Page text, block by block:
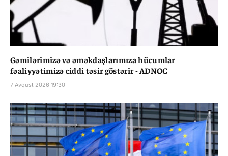
Gəmilərimizə və əməkdaşlarımıza hücumlar
fəaliyyətimizə ciddi təsir göstərir - ADNOC
7 Avqust 2026 19:30